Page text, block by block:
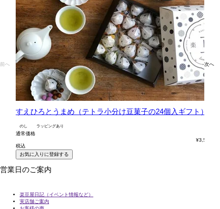
前へ
すえひろとうまめ（テトラ小分け豆菓子の24個入ギフト）
のし ラッピングあり
通常価格
¥3,564
税込
お気に入りに登録する
次へ
営業日のご案内
楽豆屋日記（イベント情報など）
実店舗ご案内